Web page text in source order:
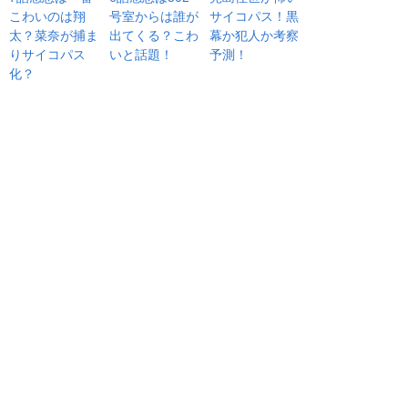
こわいのは翔
太？菜奈が捕ま
りサイコパス
化？
号室からは誰が
出てくる？こわ
いと話題！
サイコパス！黒
幕か犯人か考察
予測！